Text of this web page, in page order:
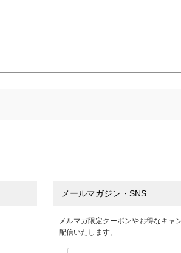
メールマガジン・SNS
メルマガ限定クーポンやお得なキャ
配信いたします。